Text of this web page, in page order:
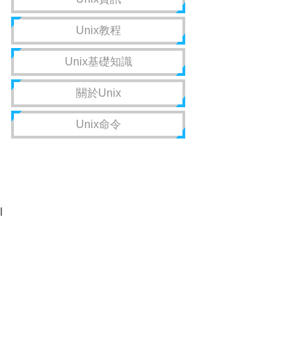
Unix教程
Unix基礎知識
關於Unix
Unix命令